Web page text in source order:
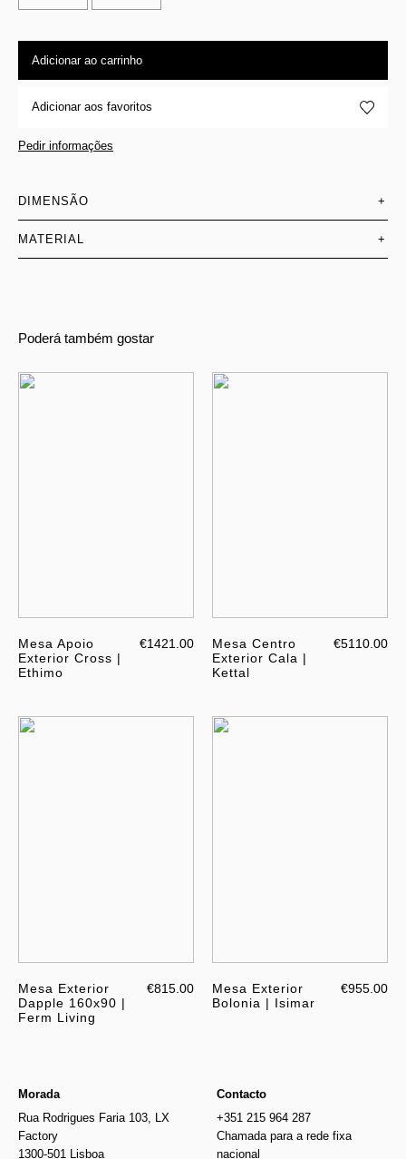
Adicionar ao carrinho
Adicionar aos favoritos
Pedir informações
DIMENSÃO +
MATERIAL +
Poderá também gostar
Mesa Apoio
Exterior Cross |
Ethimo
€1421.00
Mesa Centro
Exterior Cala |
Kettal
€5110.00
Mesa Exterior
Dapple 160x90 |
Ferm Living
€815.00
Mesa Exterior
Bolonia | Isimar
€955.00
Morada
Rua Rodrigues Faria 103, LX
Factory
1300-501 Lisboa
Contacto
+351 215 964 287
Chamada para a rede fixa
nacional